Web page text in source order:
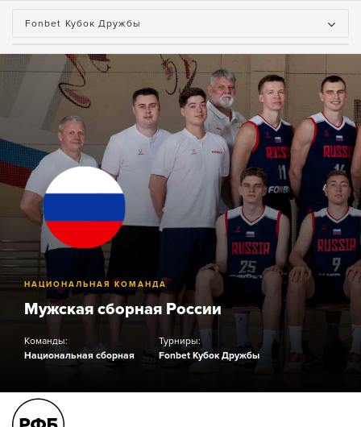
Fonbet Кубок Дружбы
НАЦИОНАЛЬНАЯ КОМАНДА
Мужская сборная России
Команды:
Национальная сборная
Турниры:
Fonbet Кубок Дружбы